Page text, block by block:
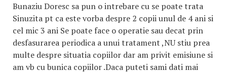
Bunaziu Doresc sa pun o intrebare cu se poate trata
Sinuzita pt ca este vorba despre 2 copii unul de 4 ani si
cel mic 3 ani Se poate face o operatie sau decat prin
desfasurarea periodica a unui tratament ,NU stiu prea
multe despre situatia copiilor dar am privit emisiune si
am vb cu bunica copiilor .Daca puteti sami dati mai